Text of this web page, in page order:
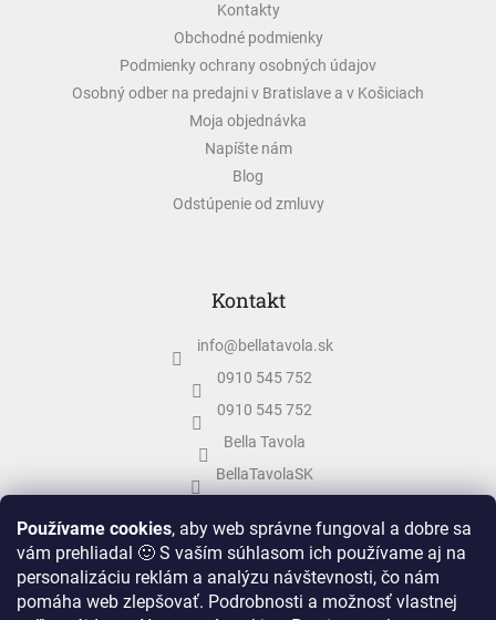
Používame cookies, aby web správne fungoval a dobre sa
vám prehliadal 🙂 S vaším súhlasom ich používame aj na
personalizáciu reklám a analýzu návštevnosti, čo nám
pomáha web zlepšovať. Podrobnosti a možnosť vlastnej
Kontakty
Obchodné podmienky
Podmienky ochrany osobných údajov
Osobný odber na predajni v Bratislave a v Košiciach
Moja objednávka
Napíšte nám
Blog
Odstúpenie od zmluvy
Kontakt
info@bellatavola.sk
0910 545 752
0910 545 752
Bella Tavola
BellaTavolaSK